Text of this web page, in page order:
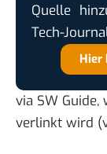
Quelle
Tech-
Hier
via SW Guide,
verlinkt wird